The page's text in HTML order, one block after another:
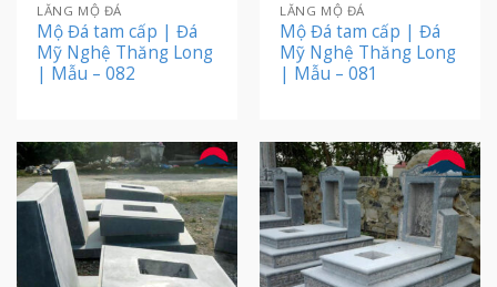
LĂNG MỘ ĐÁ
Mộ Đá tam cấp | Đá
Mỹ Nghệ Thăng Long
| Mẫu – 082
LĂNG MỘ ĐÁ
Mộ Đá tam cấp | Đá
Mỹ Nghệ Thăng Long
| Mẫu – 081